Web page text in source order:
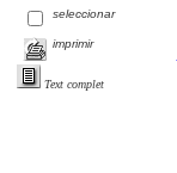
seleccionar
imprimir
Text complet